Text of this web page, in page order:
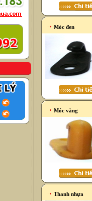
Móc đen
Móc vàng
Thanh nhựa